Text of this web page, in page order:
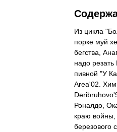
Из цикла
порке муй
бегства,
надо
пивной "У
Area'02.
Роналдо,
краю
березового